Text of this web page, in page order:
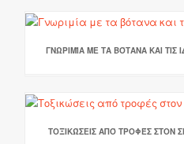
ΓΝΩΡΙΜΊΑ ΜΕ ΤΑ ΒΌΤΑΝΑ ΚΑΙ ΤΙΣ
ΤΟΞΙΚΏΣΕΙΣ ΑΠΌ ΤΡΟΦΈΣ ΣΤΟΝ